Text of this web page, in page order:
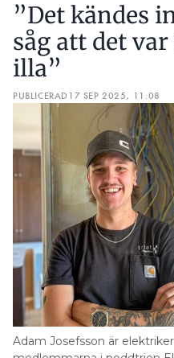
”Det kändes
såg att det
illa”
PUBLICERAD 17 SEP 2025, 11:08
Adam Josefsson är